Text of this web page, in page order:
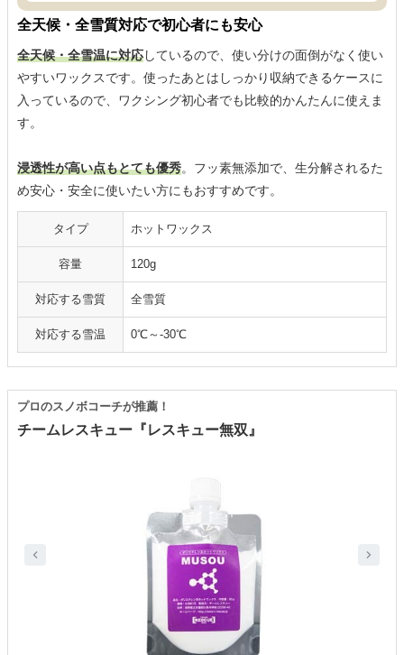
全天候・全雪質対応で初心者にも安心
全天候・全雪温に対応しているので、使い分けの面倒がなく使い
やすいワックスです。使ったあとはしっかり収納できるケースに
入っているので、ワクシング初心者でも比較的かんたんに使えま
す。
浸透性が高い点もとても優秀。フッ素無添加で、生分解されるた
め安心・安全に使いたい方にもおすすめです。
タイプ ホットワックス
容量 120g
対応する雪質 全雪質
対応する雪温 0℃～-30℃
チームレスキュー『レスキュー無双』
プロのスノボコーチが推薦！